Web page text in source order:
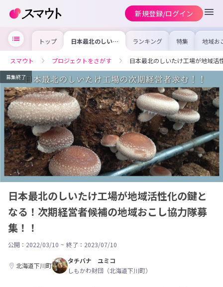
新規登録/ログイン
トップ 日本最北のしいた
け工場が地域活性
期経営者候補の地
域おこし協力隊募
集！！
ランキング 特集 地域お
の求
を集め
事内容
を比較
合った
けよう
スマウト プロジェクトをさがす 日本最北のしいたけ工場が地域活
募集終了
日本最北のしいたけ工場が地域活性化の鍵と
なる！次期経営者候補の地域おこし協力隊募
集！！
公開：2022/03/10 ~ 終了：2023/07/10
北海道下川町
タチバナ ユミコ
しもかわ財団（北海道下川町）